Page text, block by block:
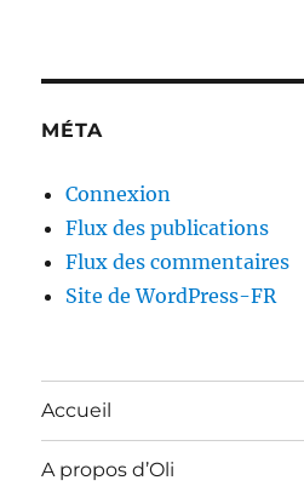
MÉTA
Connexion
Flux des publications
Flux des commentaires
Site de WordPress-FR
Accueil
A propos d’Oli